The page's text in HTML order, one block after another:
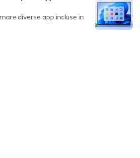
diverse app incluse in